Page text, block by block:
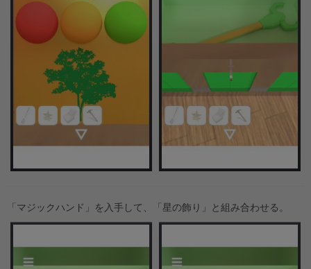
「マジックハンド」を入手して、「星の飾り」と組み合わせる。